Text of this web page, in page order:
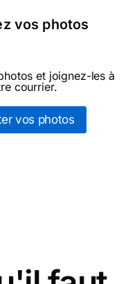
vos photos
et joignez-les à
courrier.
vos photos